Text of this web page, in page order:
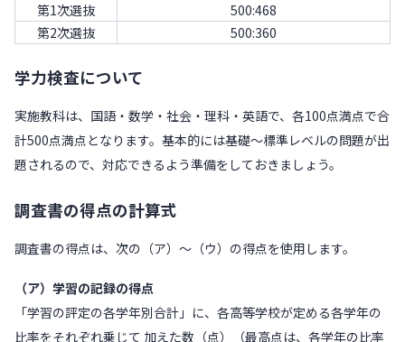
第1次選抜
500:468
第2次選抜
500:360
学力検査について
実施教科は、国語・数学・社会・理科・英語で、各100点満点で合
計500点満点となります。基本的には基礎～標準レベルの問題が出
題されるので、対応できるよう準備をしておきましょう。
調査書の得点の計算式
調査書の得点は、次の（ア）～（ウ）の得点を使用します。
（ア）学習の記録の得点
「学習の評定の各学年別合計」に、各高等学校が定める各学年の
比率をそれぞれ乗じて 加えた数（点）（最高点は、各学年の比率